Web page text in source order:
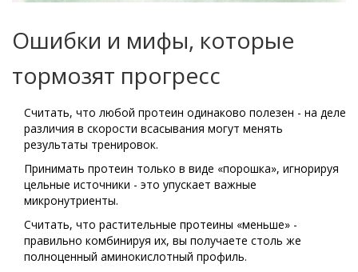
Ошибки и мифы, которые
тормозят прогресс
Считать, что любой протеин одинаково полезен - на деле
различия в скорости всасывания могут менять
результаты тренировок.
Принимать протеин только в виде «порошка», игнорируя
цельные источники - это упускает важные
микронутриенты.
Считать, что растительные протеины «меньше» -
правильно комбинируя их, вы получаете столь же
полноценный аминокислотный профиль.